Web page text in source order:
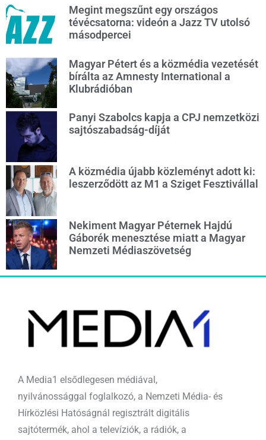
Megint megszűnt egy országos
tévécsatorna: videón a Jazz TV utolsó
másodpercei
Magyar Pétert és a közmédia vezetését
bírálta az Amnesty International a
Klubrádióban
Panyi Szabolcs kapja a CPJ nemzetközi
sajtószabadság-díját
A közmédia újabb közleményt adott ki:
leszerződött az M1 a Sziget Fesztivállal
Nekiment Magyar Péternek Hajdú
Gáborék menesztése miatt a Magyar
Nemzeti Médiaszövetség
A Media1 elsődlegesen médiával,
nyilvánossággal foglalkozó, a Nemzeti Média- és
Hírközlési Hatóságnál regisztrált digitális
sajtótermék, ahol a televíziók, a rádiók, a